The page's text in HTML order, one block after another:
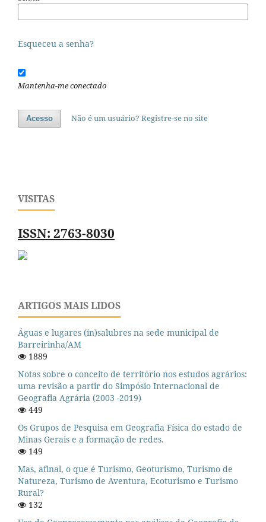
Esqueceu a senha?
Mantenha-me conectado
Acesso Não é um usuário? Registre-se no site
VISITAS
ISSN: 2763-8030
ARTIGOS MAIS LIDOS
Águas e lugares (in)salubres na sede municipal de
Barreirinha/AM
1889
Notas sobre o conceito de território nos estudos agrários:
uma revisão a partir do Simpósio Internacional de
Geografia Agrária (2003 -2019)
449
Os Grupos de Pesquisa em Geografia Física do estado de
Minas Gerais e a formação de redes.
149
Mas, afinal, o que é Turismo, Geoturismo, Turismo de
Natureza, Turismo de Aventura, Ecoturismo e Turismo
Rural?
132